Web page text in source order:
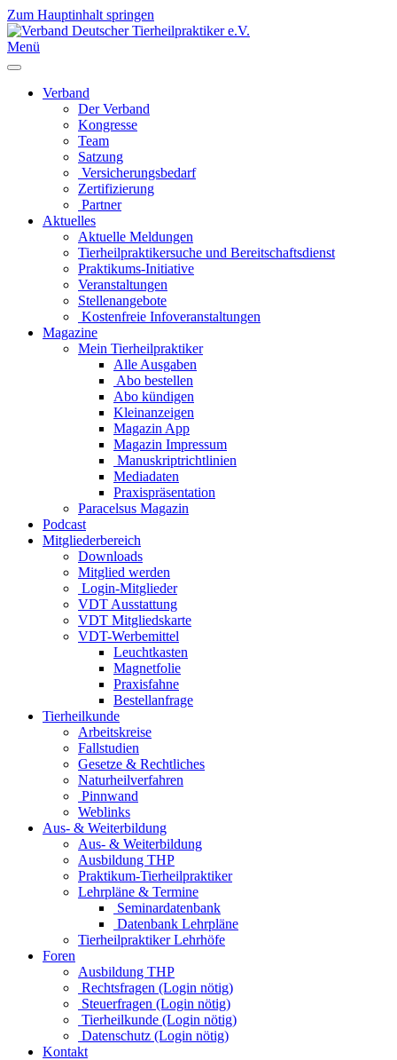
Zum Hauptinhalt springen
Menü
Verband
Der Verband
Kongresse
Team
Satzung
Versicherungsbedarf
Zertifizierung
Partner
Aktuelles
Aktuelle Meldungen
Tierheilpraktikersuche und Bereitschaftsdienst
Praktikums-Initiative
Veranstaltungen
Stellenangebote
Kostenfreie Infoveranstaltungen
Magazine
Mein Tierheilpraktiker
Alle Ausgaben
Abo bestellen
Abo kündigen
Kleinanzeigen
Magazin App
Magazin Impressum
Manuskriptrichtlinien
Mediadaten
Praxispräsentation
Paracelsus Magazin
Podcast
Mitgliederbereich
Downloads
Mitglied werden
Login-Mitglieder
VDT Ausstattung
VDT Mitgliedskarte
VDT-Werbemittel
Leuchtkasten
Magnetfolie
Praxisfahne
Bestellanfrage
Tierheilkunde
Arbeitskreise
Fallstudien
Gesetze & Rechtliches
Naturheilverfahren
Pinnwand
Weblinks
Aus- & Weiterbildung
Aus- & Weiterbildung
Ausbildung THP
Praktikum-Tierheilpraktiker
Lehrpläne & Termine
Seminardatenbank
Datenbank Lehrpläne
Tierheilpraktiker Lehrhöfe
Foren
Ausbildung THP
Rechtsfragen (Login nötig)
Steuerfragen (Login nötig)
Tierheilkunde (Login nötig)
Datenschutz (Login nötig)
Kontakt